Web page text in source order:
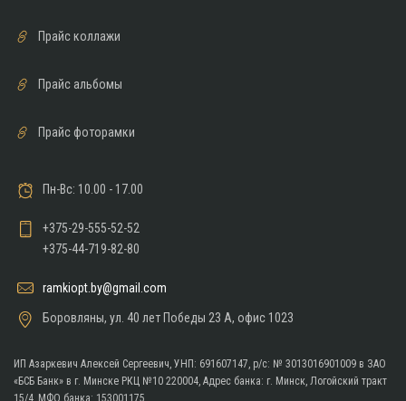
Прайс коллажи
Прайс альбомы
Прайс фоторамки
Боровляны, ул. 40 лет Победы 23 A, офис 1023
ramkiopt.by@gmail.com
+375-29-555-52-52
+375-44-719-82-80
Пн-Вс: 10.00 - 17.00
ИП Азаркевич Алексей Сергеевич, УНП: 691607147, р/с: № 3013016901009 в ЗАО
«БСБ Банк» в г. Минске РКЦ №10 220004, Адрес банка: г. Минск, Логойский тракт
15/4, МФО банка: 153001175